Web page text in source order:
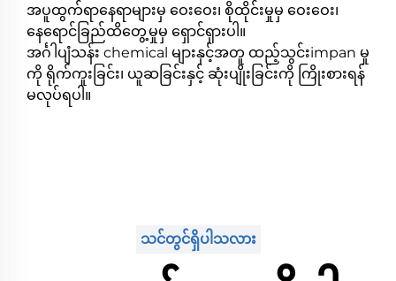
အပူထွက်ရာနေရာများမှ ဝေးဝေး၊ စိုထိုင်းမှုမှ ဝေးဝေး၊
နေရောင်ခြည်ထိတွေ့မှုမှ ရှောင်ရှားပါ။
အင်္ဂါပျံသန်း chemical များနှင့်အတူ ထည့်သွင်းimpan မှု
ကို ရိုက်ကူးခြင်း၊ ယူဆခြင်းနှင့် ဆုံးပျိုးခြင်းကို ကြိုးစားရန်
မလုပ်ရပါ။
သင်တွင်ရှိပါသလား